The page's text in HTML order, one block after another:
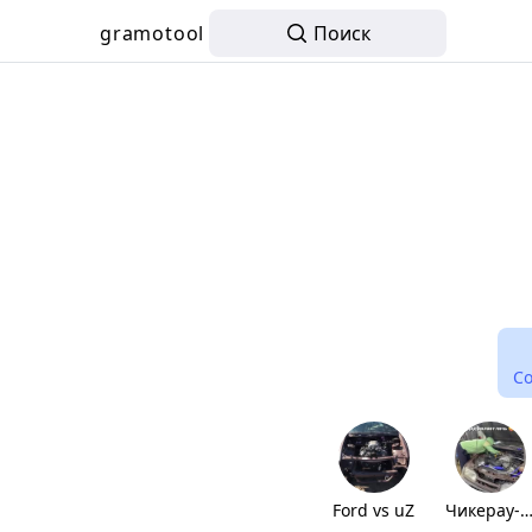
gramotool Поиск
Ford vs uZ Чикерау- Ванту